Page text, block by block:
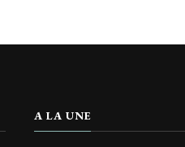
A LA UNE